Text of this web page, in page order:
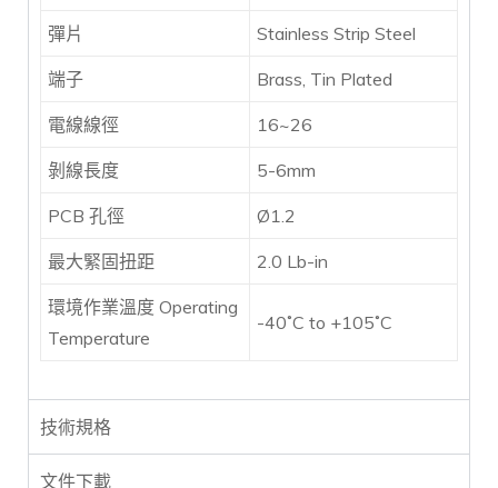
彈片 Stainless Strip Steel
端子 Brass, Tin Plated
電線線徑 16~26
剝線長度 5-6mm
PCB 孔徑 Ø1.2
最大緊固扭距 2.0 Lb-in
環境作業溫度 Operating
Temperature
-40˚C to +105˚C
技術規格
文件下載